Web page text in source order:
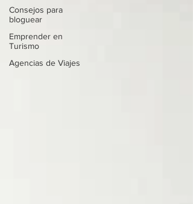
Consejos para
bloguear
Emprender en
Turismo
Agencias de Viajes